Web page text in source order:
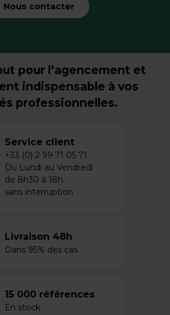
Nous contacter
pour l’agencement et
indispensable à vos
professionnelles.
Service client
+33 (0) 2 99 71 05 71
Du Lundi au Vendredi
de 8h30 à 18h
sans interruption
Livraison 48h
Dans 95% des cas
15 000 références
En stock